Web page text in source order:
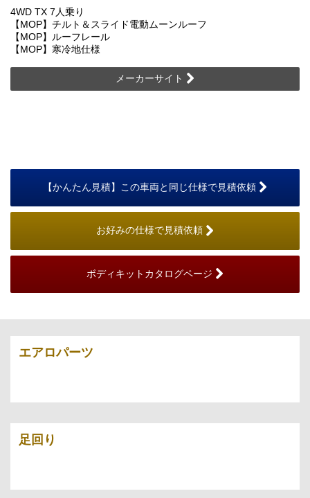
4WD TX 7人乗り
【MOP】チルト＆スライド電動ムーンルーフ
【MOP】ルーフレール
【MOP】寒冷地仕様
メーカーサイト
【かんたん見積】この車両と同じ仕様で見積依頼
お好みの仕様で見積依頼
ボディキットカタログページ
エアロパーツ
足回り